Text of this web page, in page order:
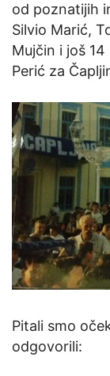
od poznatijih
Silvio Marić,
Mujčin i još
Perić za
Pitali smo
odgovorili: